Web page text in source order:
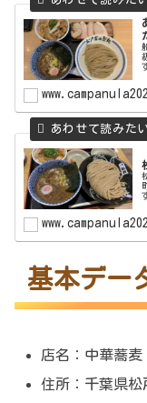
基本デー
店名：中華蕎
住所：千葉県松